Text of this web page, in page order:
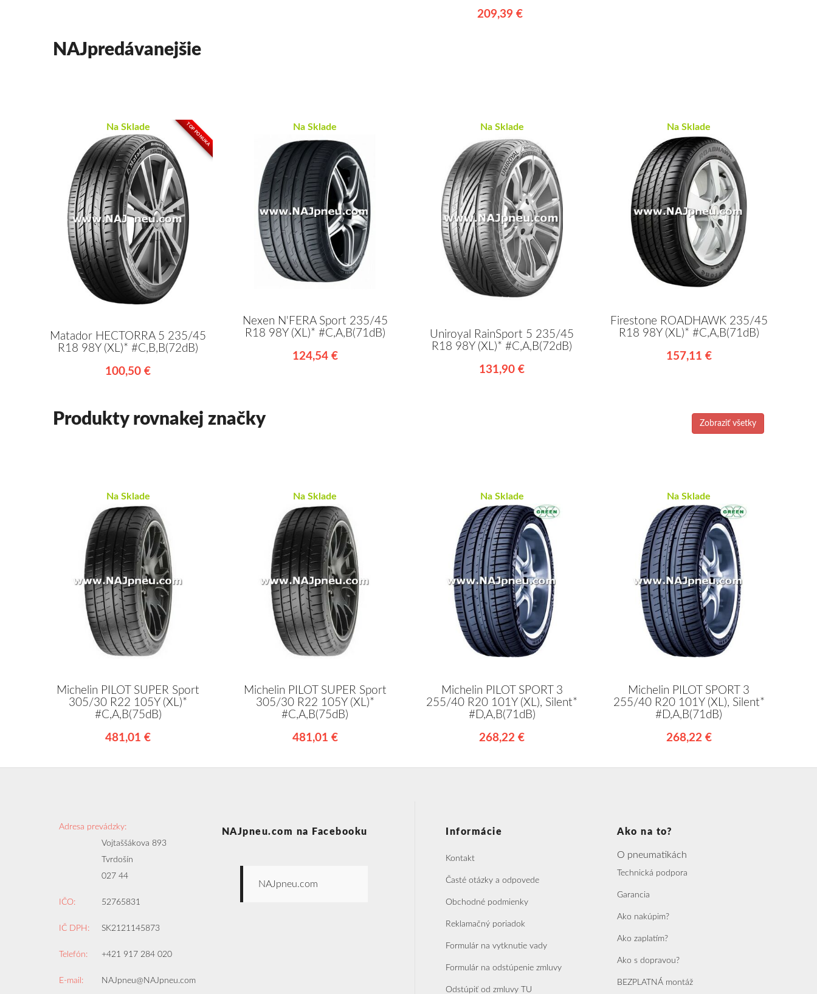
209,39 €
NAJpredávanejšie
TOP PONUKA
Na Sklade
Matador HECTORRA 5 235/45
R18 98Y (XL)* #C,B,B(72dB)
100,50 €
Na Sklade
Nexen N'FERA Sport 235/45
R18 98Y (XL)* #C,A,B(71dB)
124,54 €
Na Sklade
Uniroyal RainSport 5 235/45
R18 98Y (XL)* #C,A,B(72dB)
131,90 €
Na Sklade
Firestone ROADHAWK 235/45
R18 98Y (XL)* #C,A,B(71dB)
157,11 €
Produkty rovnakej značky Zobraziť všetky
Na Sklade
Michelin PILOT SUPER Sport
305/30 R22 105Y (XL)*
#C,A,B(75dB)
481,01 €
Na Sklade
Michelin PILOT SUPER Sport
305/30 R22 105Y (XL)*
#C,A,B(75dB)
481,01 €
Na Sklade
Michelin PILOT SPORT 3
255/40 R20 101Y (XL), Silent*
#D,A,B(71dB)
268,22 €
Na Sklade
Michelin PILOT SPORT 3
255/40 R20 101Y (XL), Silent*
#D,A,B(71dB)
268,22 €
Adresa prevádzky:
Vojtaššákova 893
Tvrdošín
027 44
IČO: 52765831
IČ DPH: SK2121145873
Telefón: +421 917 284 020
E-mail: NAJpneu@NAJpneu.com
NAJpneu.com na Facebooku
NAJpneu.com
Informácie
Kontakt
Časté otázky a odpovede
Obchodné podmienky
Reklamačný poriadok
Formulár na vytknutie vady
Formulár na odstúpenie zmluvy
Odstúpiť od zmluvy TU
Ako na to?
O pneumatikách
Technická podpora
Garancia
Ako nakúpim?
Ako zaplatím?
Ako s dopravou?
BEZPLATNÁ montáž